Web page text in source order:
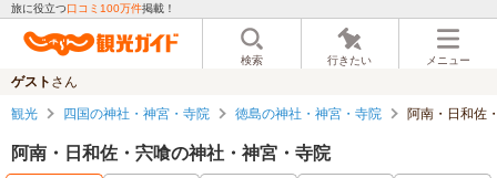
旅に役立つ口コミ100万件掲載！
検索 行きたい メニュー
ゲスト さん
観光 四国の神社・神宮・寺院 徳島の神社・神宮・寺院 阿南・日和佐
阿南・日和佐・宍喰の神社・神宮・寺院